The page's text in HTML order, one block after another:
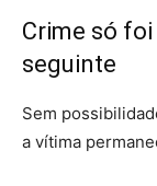
Crime só
seguinte
Sem
a vítima